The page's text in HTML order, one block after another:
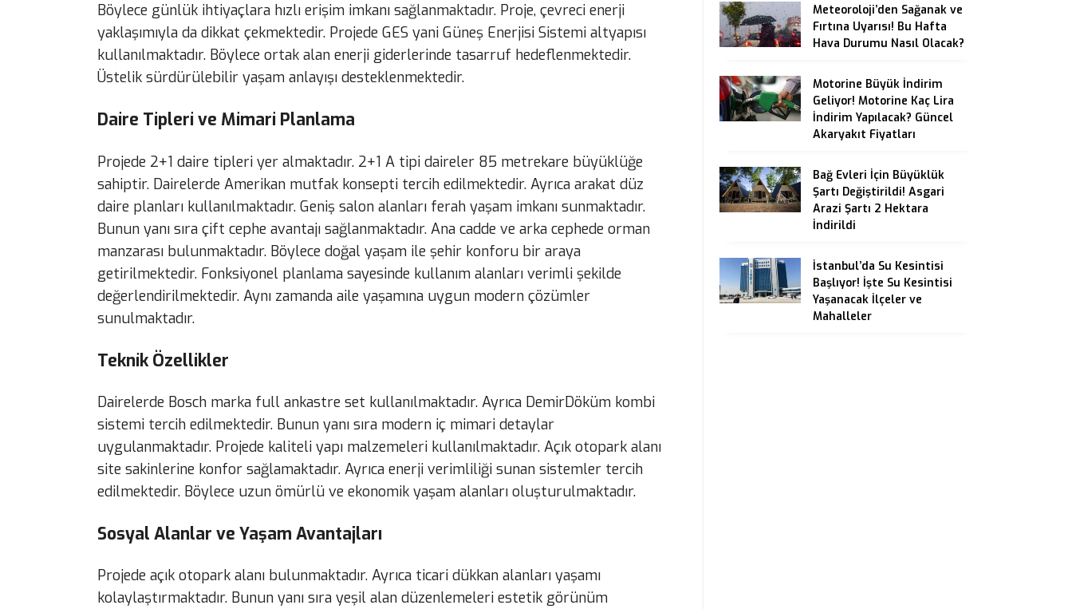
Böylece günlük ihtiyaçlara hızlı erişim imkanı sağlanmaktadır. Proje, çevreci enerji
yaklaşımıyla da dikkat çekmektedir. Projede GES yani Güneş Enerjisi Sistemi altyapısı
kullanılmaktadır. Böylece ortak alan enerji giderlerinde tasarruf hedeflenmektedir.
Üstelik sürdürülebilir yaşam anlayışı desteklenmektedir.
Daire Tipleri ve Mimari Planlama
Projede 2+1 daire tipleri yer almaktadır. 2+1 A tipi daireler 85 metrekare büyüklüğe
sahiptir. Dairelerde Amerikan mutfak konsepti tercih edilmektedir. Ayrıca arakat düz
daire planları kullanılmaktadır. Geniş salon alanları ferah yaşam imkanı sunmaktadır.
Bunun yanı sıra çift cephe avantajı sağlanmaktadır. Ana cadde ve arka cephede orman
manzarası bulunmaktadır. Böylece doğal yaşam ile şehir konforu bir araya
getirilmektedir. Fonksiyonel planlama sayesinde kullanım alanları verimli şekilde
değerlendirilmektedir. Aynı zamanda aile yaşamına uygun modern çözümler
sunulmaktadır.
Teknik Özellikler
Dairelerde Bosch marka full ankastre set kullanılmaktadır. Ayrıca DemirDöküm kombi
sistemi tercih edilmektedir. Bunun yanı sıra modern iç mimari detaylar
uygulanmaktadır. Projede kaliteli yapı malzemeleri kullanılmaktadır. Açık otopark alanı
site sakinlerine konfor sağlamaktadır. Ayrıca enerji verimliliği sunan sistemler tercih
edilmektedir. Böylece uzun ömürlü ve ekonomik yaşam alanları oluşturulmaktadır.
Sosyal Alanlar ve Yaşam Avantajları
Projede açık otopark alanı bulunmaktadır. Ayrıca ticari dükkan alanları yaşamı
kolaylaştırmaktadır. Bunun yanı sıra yeşil alan düzenlemeleri estetik görünüm
Meteoroloji’den Sağanak ve
Fırtına Uyarısı! Bu Hafta
Hava Durumu Nasıl Olacak?
Motorine Büyük İndirim
Geliyor! Motorine Kaç Lira
İndirim Yapılacak? Güncel
Akaryakıt Fiyatları
Bağ Evleri İçin Büyüklük
Şartı Değiştirildi! Asgari
Arazi Şartı 2 Hektara
İndirildi
İstanbul’da Su Kesintisi
Başlıyor! İşte Su Kesintisi
Yaşanacak İlçeler ve
Mahalleler